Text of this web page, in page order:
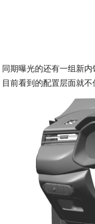
同期曝光的还有一组新
目前看到的配置层面就不